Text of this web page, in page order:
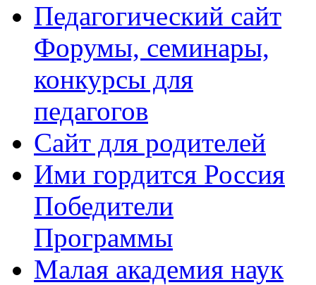
Педагогический сайт
Форумы, семинары,
конкурсы для
педагогов
Сайт для родителей
Ими гордится Россия
Победители
Программы
Малая академия наук